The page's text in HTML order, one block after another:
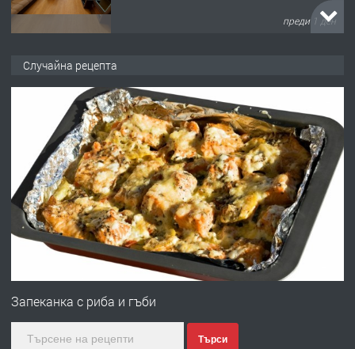
преди 1 ден
АПАРТАМЕНТ В ЦЕНТЪРА НА ГР.
ХАСКОВО
преди 2 дни
ПРЕДЛАГА Давам гараж под наем
преди 2 дни
№4120 Магазин/Офис под наем в кв.
градската градина!
Случайна рецепта
Запеканка с риба и гъби
Търси